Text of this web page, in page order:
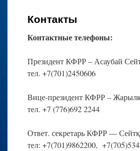
Контакты
Контактные телефоны:
Президент КФРР – Асаубай
тел. +7(701)2450606
Вице-президент КФРР –
тел. +7 (776)692 2244
Ответ. секретарь КФРР —
тел: +7(701)9862200,